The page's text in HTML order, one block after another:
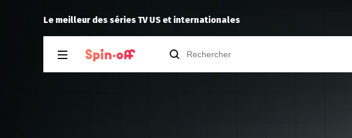
Le meilleur des séries TV US et internationales
rinkera noté13àHouse of the Dragon 3.02